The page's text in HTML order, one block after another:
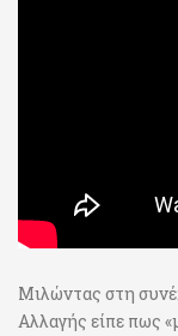
Μιλώντας στη
Αλλαγής είπε πως